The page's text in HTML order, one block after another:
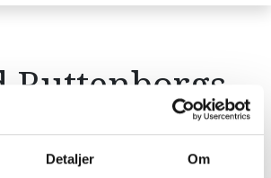
Detaljer Om